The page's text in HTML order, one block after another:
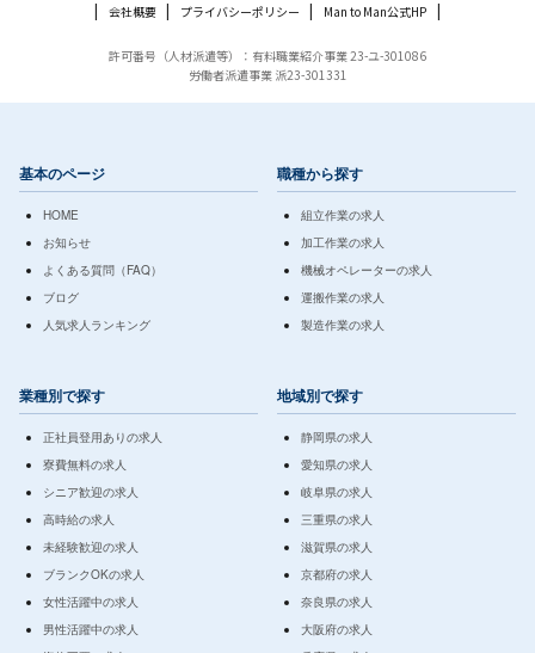
会社概要 プライバシーポリシー Man to Man公式HP
許可番号（人材派遣等）：有料職業紹介事業 23-ユ-301086
労働者派遣事業 派23-301331
基本のページ
HOME
お知らせ
よくある質問（FAQ）
ブログ
人気求人ランキング
職種から探す
組立作業の求人
加工作業の求人
機械オペレーターの求人
運搬作業の求人
製造作業の求人
業種別で探す
正社員登用ありの求人
寮費無料の求人
シニア歓迎の求人
高時給の求人
未経験歓迎の求人
ブランクOKの求人
女性活躍中の求人
男性活躍中の求人
地域別で探す
静岡県の求人
愛知県の求人
岐阜県の求人
三重県の求人
滋賀県の求人
京都府の求人
奈良県の求人
大阪府の求人